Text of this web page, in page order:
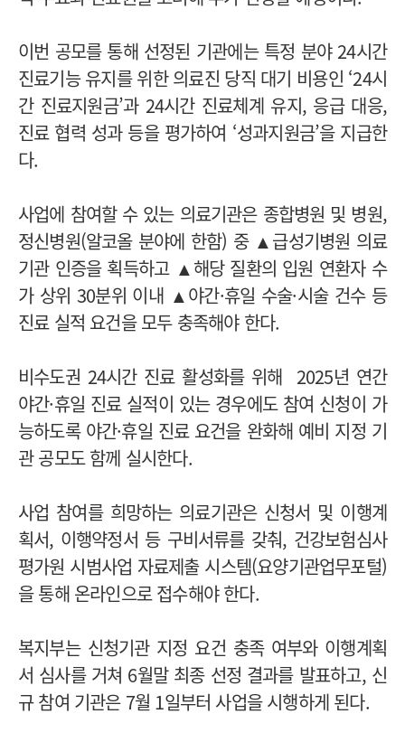
이번 공모를 통해 선정된 기관에는 특정 분야 24시간
진료기능 유지를 위한 의료진 당직 대기 비용인 ‘24시
간 진료지원금’과 24시간 진료체계 유지, 응급 대응,
진료 협력 성과 등을 평가하여 ‘성과지원금’을 지급한
다.
사업에 참여할 수 있는 의료기관은 종합병원 및 병원,
정신병원(알코올 분야에 한함) 중 ▲급성기병원 의료
기관 인증을 획득하고 ▲해당 질환의 입원 연환자 수
가 상위 30분위 이내 ▲야간·휴일 수술·시술 건수 등
진료 실적 요건을 모두 충족해야 한다.
비수도권 24시간 진료 활성화를 위해 2025년 연간
야간·휴일 진료 실적이 있는 경우에도 참여 신청이 가
능하도록 야간·휴일 진료 요건을 완화해 예비 지정 기
관 공모도 함께 실시한다.
사업 참여를 희망하는 의료기관은 신청서 및 이행계
획서, 이행약정서 등 구비서류를 갖춰, 건강보험심사
평가원 시범사업 자료제출 시스템(요양기관업무포털)
을 통해 온라인으로 접수해야 한다.
복지부는 신청기관 지정 요건 충족 여부와 이행계획
서 심사를 거쳐 6월말 최종 선정 결과를 발표하고, 신
규 참여 기관은 7월 1일부터 사업을 시행하게 된다.